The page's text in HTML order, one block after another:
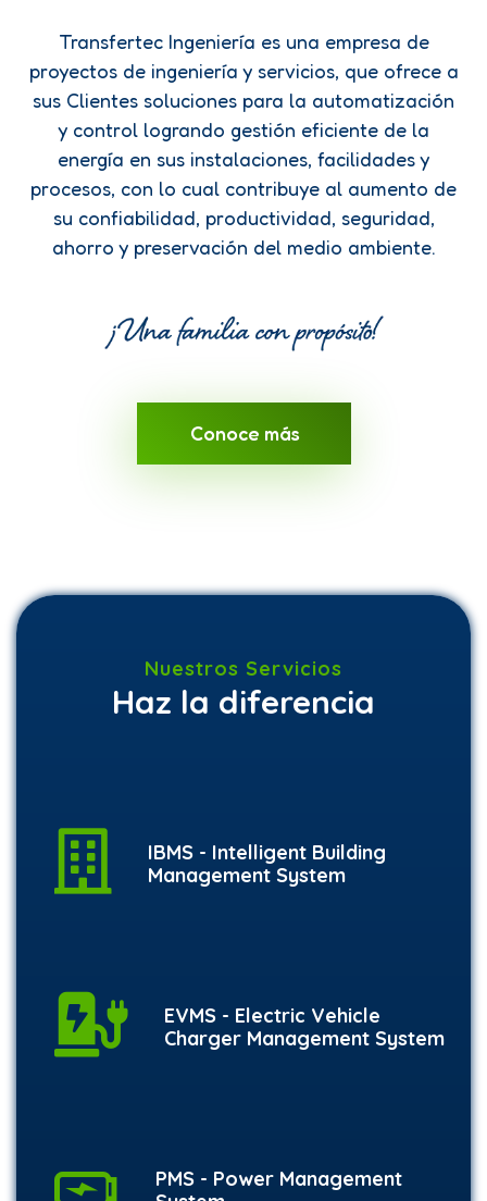
Transfertec Ingeniería es una empresa de
proyectos de ingeniería y servicios, que ofrece a
sus Clientes soluciones para la automatización
y control logrando gestión eficiente de la
energía en sus instalaciones, facilidades y
procesos, con lo cual contribuye al aumento de
su confiabilidad, productividad, seguridad,
ahorro y preservación del medio ambiente.
Conoce más
Nuestros Servicios
Haz la diferencia
IBMS - Intelligent Building
Management System
EVMS - Electric Vehicle
Charger Management System
PMS - Power Management